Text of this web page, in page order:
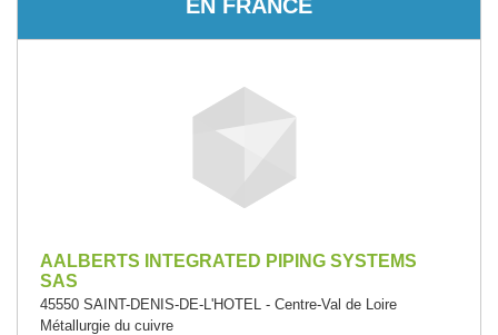
EN FRANCE
AALBERTS INTEGRATED PIPING SYSTEMS
SAS
45550 SAINT-DENIS-DE-L'HOTEL - Centre-Val de Loire
Métallurgie du cuivre